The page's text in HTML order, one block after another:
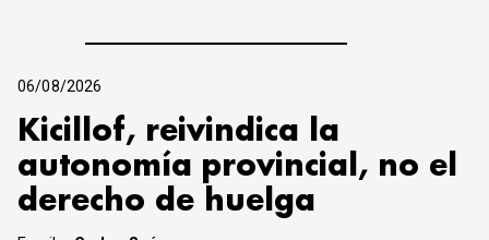
06/08/2026
Kicillof, reivindica la
autonomía provincial, no el
derecho de huelga